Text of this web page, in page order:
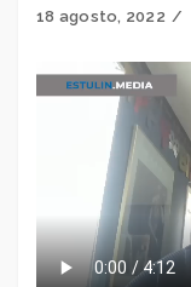
18 agosto, 2022